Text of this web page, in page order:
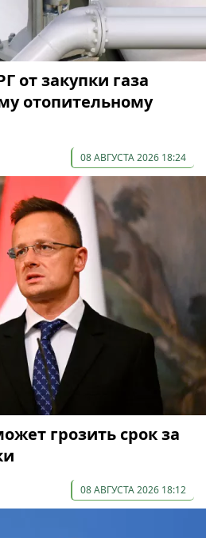
от закупки газа
отопительному
08 АВГУСТА 2026 18:24
грозить срок за
08 АВГУСТА 2026 18:12